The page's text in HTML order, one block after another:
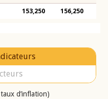
153,250 156,250
d’inflation)